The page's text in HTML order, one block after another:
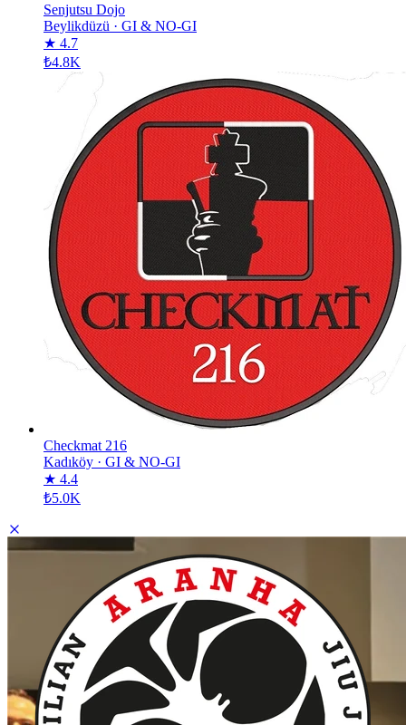
Senjutsu Dojo
Beylikdüzü · GI & NO-GI
★ 4.7
₺4.8K
Checkmat 216
Kadıköy · GI & NO-GI
★ 4.4
₺5.0K
Aranha Türkiye BJJ — Avrupa
Aranha Türkiye BJJ — Avrupa
AÇIKLAMA